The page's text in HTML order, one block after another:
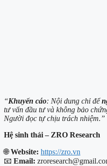
“Khuyến cáo: Nội dung chỉ để
tư vấn đầu tư và không bảo
Người đọc tự chịu trách nhiệm.”
Hệ sinh thái – ZRO Research
🌐 Website: https://zro.vn
📧 Email: